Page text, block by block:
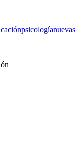
psicologíanuevas